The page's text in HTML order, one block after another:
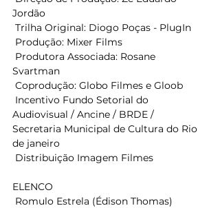
Jordão
Trilha Original: Diogo Poças - PlugIn
Produção: Mixer Films
Svartman
Coprodução: Globo Filmes e Gloob
Audiovisual / Ancine / BRDE /
Secretaria Municipal de Cultura do Rio
de janeiro
Distribuição Imagem Filmes
ELENCO
Romulo Estrela (Édison Thomas)